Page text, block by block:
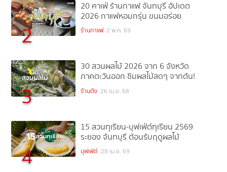
2
20 คาเฟ่ ร้านกาแฟ จันทบุรี อัปเดต
2026 กาแฟหอมกรุ่น ขนมอร่อย
ร้านกาแฟ 2 พ.ค. 69
3
30 สวนผลไม้ 2026 จาก 6 จังหวัด
ภาคตะวันออก ชิมผลไม้สดๆ จากต้น!
ร้านดัง 26 เม.ย. 68
4
15 สวนทุเรียน-บุฟเฟ่ต์ทุเรียน 2569
ระยอง จันทบุรี ต้อนรับฤดูผลไม้
บุฟเฟ่ต์ 28 เม.ย. 69